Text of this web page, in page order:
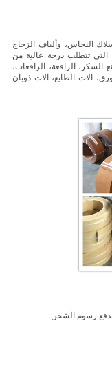
النحاس، وألياف الزجاج
التي تتطلب درجة عالية من
السكر، الرافعة، الرافعات،
آلات الطابع، آلات ذوبان
لدفع رسوم الشحن.